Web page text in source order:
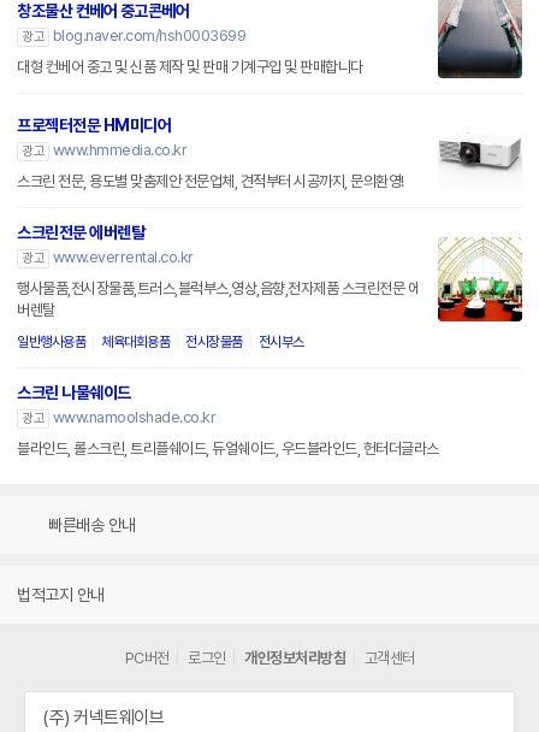
창조물산 컨베어 중고콘베어
광고
blog.naver.com/hsh0003699
대형 컨베어 중고 및 신품 제작 및 판매 기계구입 및 판매합니다
프로젝터전문 HM미디어
광고 www.hmmedia.co.kr
스크린 전문, 용도별 맞춤제안 전문업체, 견적부터 시공까지, 문의환영!
스크린전문 에버렌탈
광고 www.everrental.co.kr
행사물품,전시장물품,트러스,블럭부스,영상,음향,전자제품 스크린전문 에
버렌탈
일반행사용품 체육대회용품 전시장물품 전시부스
스크린 나물쉐이드
광고 www.namoolshade.co.kr
블라인드, 롤스크린, 트리플쉐이드, 듀얼쉐이드, 우드블라인드, 헌터더글라스
빠른배송 안내
법적고지 안내
PC버전 로그인 개인정보처리방침 고객센터
(주) 커넥트웨이브